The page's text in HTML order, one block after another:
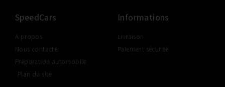
SpeedCars
A propos
Nous contacter
Préparation automobile
Plan du site
Informations
Livraison
Paiement sécurisé